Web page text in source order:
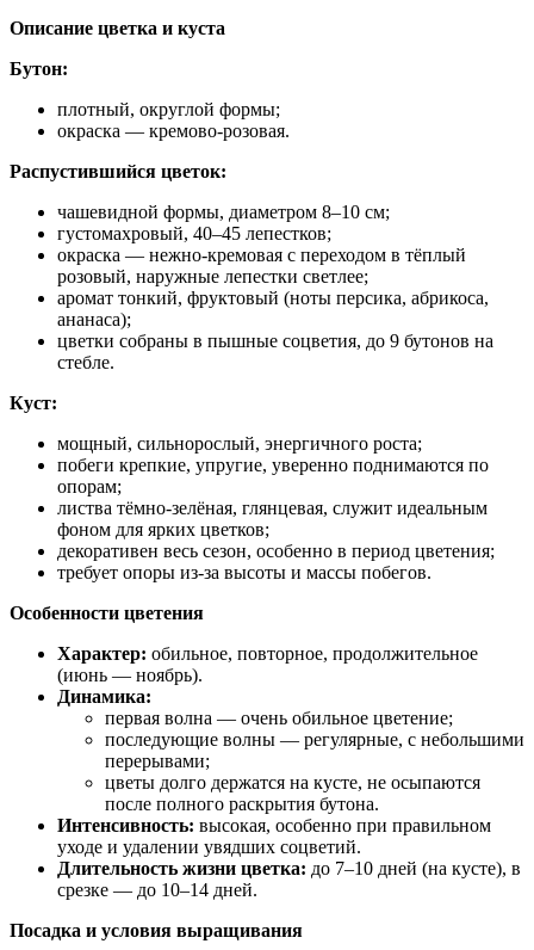
Описание цветка и куста
Бутон:
плотный, округлой формы;
окраска — кремово‑розовая.
Распустившийся цветок:
чашевидной формы, диаметром 8–10 см;
густомахровый, 40–45 лепестков;
окраска — нежно‑кремовая с переходом в тёплый
розовый, наружные лепестки светлее;
аромат тонкий, фруктовый (ноты персика, абрикоса,
ананаса);
цветки собраны в пышные соцветия, до 9 бутонов на
стебле.
Куст:
мощный, сильнорослый, энергичного роста;
побеги крепкие, упругие, уверенно поднимаются по
опорам;
листва тёмно‑зелёная, глянцевая, служит идеальным
фоном для ярких цветков;
декоративен весь сезон, особенно в период цветения;
требует опоры из‑за высоты и массы побегов.
Особенности цветения
Характер: обильное, повторное, продолжительное
(июнь — ноябрь).
Динамика:
первая волна — очень обильное цветение;
последующие волны — регулярные, с небольшими
перерывами;
цветы долго держатся на кусте, не осыпаются
после полного раскрытия бутона.
Интенсивность: высокая, особенно при правильном
уходе и удалении увядших соцветий.
Длительность жизни цветка: до 7–10 дней (на кусте), в
срезке — до 10–14 дней.
Посадка и условия выращивания